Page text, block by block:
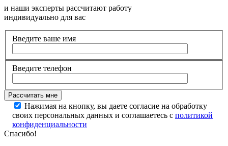
и наши эксперты рассчитают работу
индивидуально для вас
Введите ваше имя
Введите телефон
Нажимая на кнопку, вы даете согласие на обработку
своих персональных данных и соглашаетесь с политикой
конфиденциальности
Спасибо!